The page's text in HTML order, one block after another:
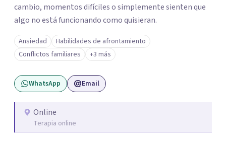
cambio, momentos difíciles o simplemente sienten que
algo no está funcionando como quisieran.
Ansiedad
Habilidades de afrontamiento
Conflictos familiares
+3 más
WhatsApp Email
Online
Terapia online